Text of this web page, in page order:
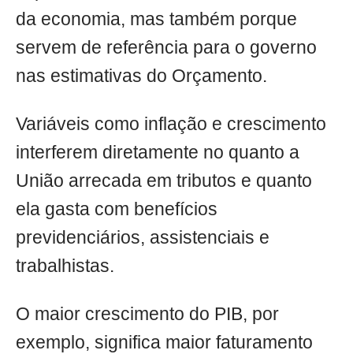
da economia, mas também porque
servem de referência para o governo
nas estimativas do Orçamento.
Variáveis como inflação e crescimento
interferem diretamente no quanto a
União arrecada em tributos e quanto
ela gasta com benefícios
previdenciários, assistenciais e
trabalhistas.
O maior crescimento do PIB, por
exemplo, significa maior faturamento